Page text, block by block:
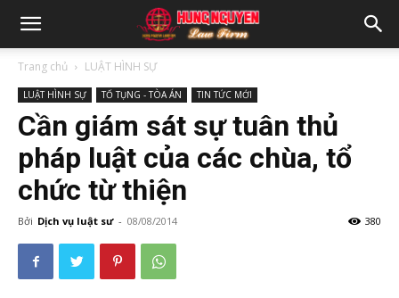
Trang chủ LUẬT HÌNH SỰ
LUẬT HÌNH SỰ TỐ TỤNG - TÒA ÁN TIN TỨC MỚI
Cần giám sát sự tuân thủ
pháp luật của các chùa, tổ
chức từ thiện
Bởi Dịch vụ luật sư - 08/08/2014 380